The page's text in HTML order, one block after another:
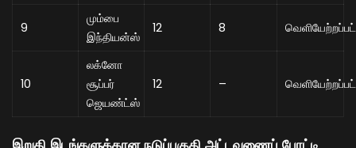
9
மும்பை
இந்தியன்ஸ்
12 8
10
லக்னோ
சூப்பர்
ஜெயண்ட்ஸ்
12 –